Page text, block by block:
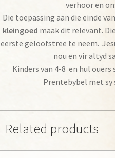
verhoor en
Die toepassing aan die einde
kleingoed maak dit relevant.
eerste geloofstreë te neem.
nou en vir altyd
Kinders van 4-8 en hul
Prentebybel met
Related products